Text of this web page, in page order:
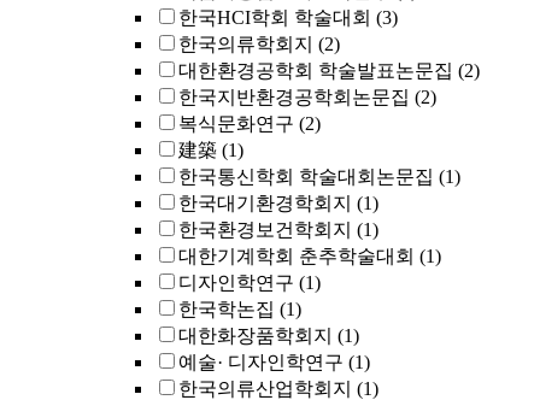
한국HCI학회 학술대회 (3)
한국의류학회지 (2)
대한환경공학회 학술발표논문집 (2)
한국지반환경공학회논문집 (2)
복식문화연구 (2)
建築 (1)
한국통신학회 학술대회논문집 (1)
한국대기환경학회지 (1)
한국환경보건학회지 (1)
대한기계학회 춘추학술대회 (1)
디자인학연구 (1)
한국학논집 (1)
대한화장품학회지 (1)
예술· 디자인학연구 (1)
한국의류산업학회지 (1)